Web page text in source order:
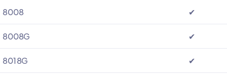
8008 ✔
8008G ✔
8018G ✔